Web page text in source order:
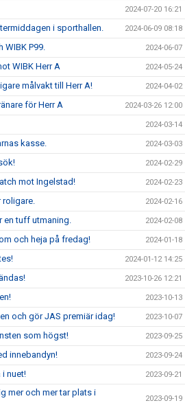
2024-07-20 16:21
i sporthallen. 2024-06-09 08:18
WIBK P99. 2024-06-07
WIBK Herr A 2024-05-24
målvakt till Herr A! 2024-04-02
för Herr A 2024-03-26 12:00
2024-03-14
kasse. 2024-03-03
2024-02-29
mot Ingelstad! 2024-02-23
roligare. 2024-02-16
en tuff utmaning. 2024-02-08
och heja på fredag! 2024-01-18
2024-01-12 14:25
2023-10-26 12:21
2023-10-13
och gör JAS premiär idag! 2023-10-07
som högst! 2023-09-25
innebandyn! 2023-09-24
i nuet! 2023-09-21
mer och mer tar plats i
2023-09-19